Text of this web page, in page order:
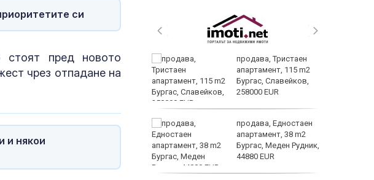
си
стоят пред новото
чрез отпадане на
и някои
Лазерна литотрипсия
на конкремент в
уретера – подходи,
Мултивитамините
продава, Тристаен
апартамент, 115 m2
Бургас, Славейков,
258000 EUR
продава, Едностаен
апартамент, 38 m2
Бургас, Меден Рудник,
44880 EUR